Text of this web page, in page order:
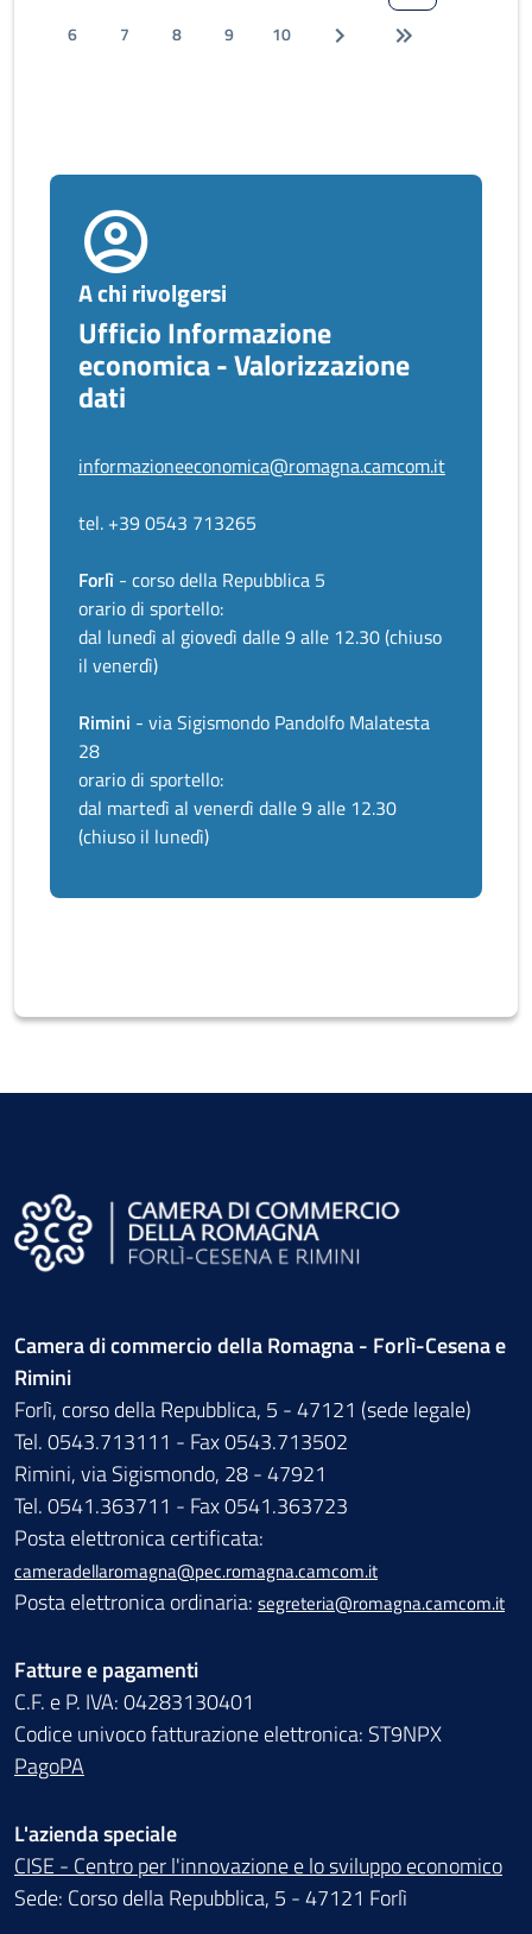
6
7 8 9 10
A chi rivolgersi
Ufficio Informazione
economica - Valorizzazione
dati
informazioneeconomica@romagna.camcom.it
tel. +39 0543 713265
Forlì - corso della Repubblica 5
orario di sportello:
dal lunedì al giovedì dalle 9 alle 12.30 (chiuso
il venerdì)
Rimini - via Sigismondo Pandolfo Malatesta
28
orario di sportello:
dal martedì al venerdì dalle 9 alle 12.30
(chiuso il lunedì)
Camera di commercio della Romagna - Forlì-Cesena e
Rimini
Forlì, corso della Repubblica, 5 - 47121 (sede legale)
Tel. 0543.713111 - Fax 0543.713502
Rimini, via Sigismondo, 28 - 47921
Tel. 0541.363711 - Fax 0541.363723
Posta elettronica certificata:
cameradellaromagna@pec.romagna.camcom.it
Posta elettronica ordinaria: segreteria@romagna.camcom.it
Fatture e pagamenti
C.F. e P. IVA: 04283130401
Codice univoco fatturazione elettronica: ST9NPX
PagoPA
L'azienda speciale
CISE - Centro per l'innovazione e lo sviluppo economico
Sede: Corso della Repubblica, 5 - 47121 Forlì